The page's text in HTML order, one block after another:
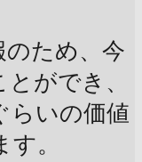
のため、今
ができ、
らいの価値
。